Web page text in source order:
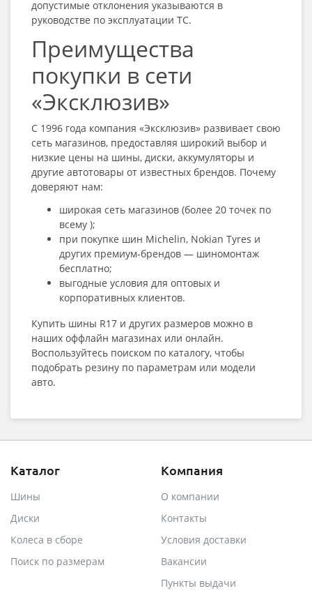
допустимые отклонения указываются в
руководстве по эксплуатации ТС.
Преимущества
покупки в сети
«Эксклюзив»
С 1996 года компания «Эксклюзив» развивает свою
сеть магазинов, предоставляя широкий выбор и
низкие цены на шины, диски, аккумуляторы и
другие автотовары от известных брендов. Почему
доверяют нам:
широкая сеть магазинов (более 20 точек по
всему );
при покупке шин Michelin, Nokian Tyres и
других премиум-брендов — шиномонтаж
бесплатно;
выгодные условия для оптовых и
корпоративных клиентов.
Купить шины R17 и других размеров можно в
наших оффлайн магазинах или онлайн.
Воспользуйтесь поиском по каталогу, чтобы
подобрать резину по параметрам или модели
авто.
Каталог
Шины
Диски
Колеса в сборе
Поиск по размерам
Компания
О компании
Контакты
Условия доставки
Вакансии
Пункты выдачи